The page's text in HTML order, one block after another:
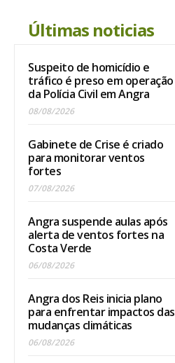
Últimas noticias
Suspeito de homicídio e
tráfico é preso em operação
da Polícia Civil em Angra
08/08/2026
Gabinete de Crise é criado
para monitorar ventos
fortes
07/08/2026
Angra suspende aulas após
alerta de ventos fortes na
Costa Verde
06/08/2026
Angra dos Reis inicia plano
para enfrentar impactos das
mudanças climáticas
06/08/2026